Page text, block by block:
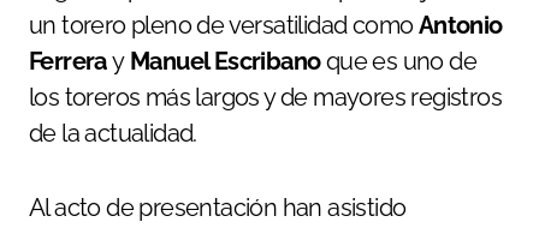
un torero pleno de versatilidad comoAntonio
Ferreray Manuel Escribanoque es uno de
los toreros más largos y de mayores registros
de la actualidad.
Al acto de presentación han asistido